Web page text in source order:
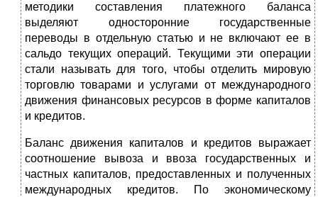
методики составления платежного баланса
выделяют односторонние государственные
переводы в отдельную статью и не включают ее в
сальдо текущих операций. Текущими эти операции
стали называть для того, чтобы отделить мировую
торговлю товарами и услугами от международного
движения финансовых ресурсов в форме капиталов
и кредитов.
Баланс движения капиталов и кредитов выражает
соотношение вывоза и ввоза государственных и
частных капиталов, предоставленных и полученных
международных кредитов. По экономическому